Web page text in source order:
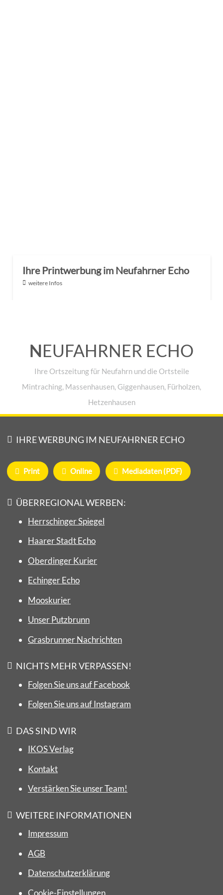
Ihre Printwerbung im Neufahrner Echo
weitere Infos
NEUFAHRNER ECHO
Ihre Ortszeitung für Neufahrn und die Ortsteile
Mintraching, Massenhausen, Giggenhausen, Fürholzen,
Hetzenhausen
IHRE WERBUNG IM NEUFAHRNER ECHO
Print Online Mediadaten (PDF)
ÜBERREGIONAL WERBEN:
Herrschinger Spiegel
Haarer Stadt Echo
Oberdinger Kurier
Echinger Echo
Mooskurier
Unser Putzbrunn
Grasbrunner Nachrichten
NICHTS MEHR VERPASSEN!
Folgen Sie uns auf Facebook
Folgen Sie uns auf Instagram
DAS SIND WIR
IKOS Verlag
Kontakt
Verstärken Sie unser Team!
WEITERE INFORMATIONEN
Impressum
AGB
Datenschutzerklärung
Cookie-Einstellungen